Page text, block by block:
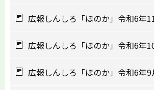
広報しんしろ「ほのか」令和6年
広報しんしろ「ほのか」令和6年
広報しんしろ「ほのか」令和6年9